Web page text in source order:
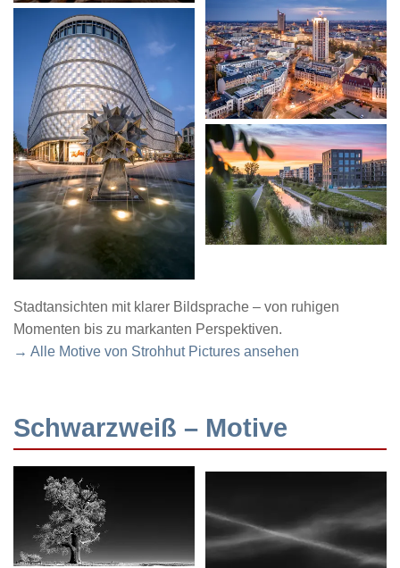
Stadtansichten mit klarer Bildsprache – von ruhigen
Momenten bis zu markanten Perspektiven.
→ Alle Motive von Strohhut Pictures ansehen
Schwarzweiß – Motive